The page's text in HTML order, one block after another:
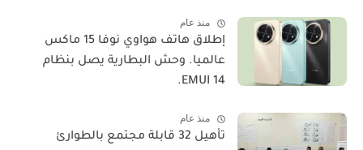
منذ عام
​إطلاق هاتف هواوي نوفا 15 ماكس
عالميا. وحش البطارية يصل بنظام
EMUI 14.
منذ عام
تأهيل 32 قابلة مجتمع بالطوارئ